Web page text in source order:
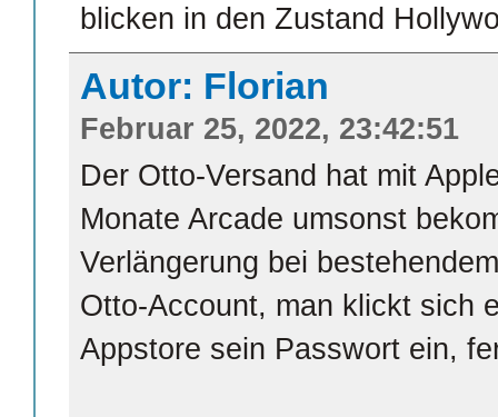
blicken in den Zustand
Autor: Florian
Februar 25, 2022, 23:42:51
Der Otto-Versand hat mit
Monate Arcade umsonst
Verlängerung bei
Otto-Account, man klickt sich
Appstore sein Passwort ein,